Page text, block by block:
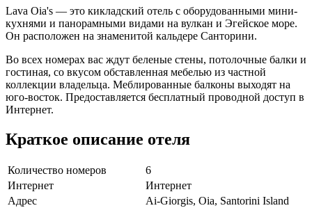
Lava Oia's — это кикладский отель с оборудованными мини-
кухнями и панорамными видами на вулкан и Эгейское море.
Он расположен на знаменитой кальдере Санторини.
Во всех номерах вас ждут беленые стены, потолочные балки и
гостиная, со вкусом обставленная мебелью из частной
коллекции владельца. Меблированные балконы выходят на
юго-восток. Предоставляется бесплатный проводной доступ в
Интернет.
Краткое описание отеля
Количество номеров
6
Интернет
Интернет
Адрес
Ai-Giorgis, Oia, Santorini Island